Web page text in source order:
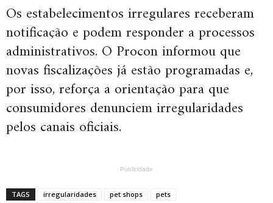
Os estabelecimentos irregulares receberam
notificação e podem responder a processos
administrativos. O Procon informou que
novas fiscalizações já estão programadas e,
por isso, reforça a orientação para que
consumidores denunciem irregularidades
pelos canais oficiais.
Publicidade
TAGS irregularidades pet shops
pets